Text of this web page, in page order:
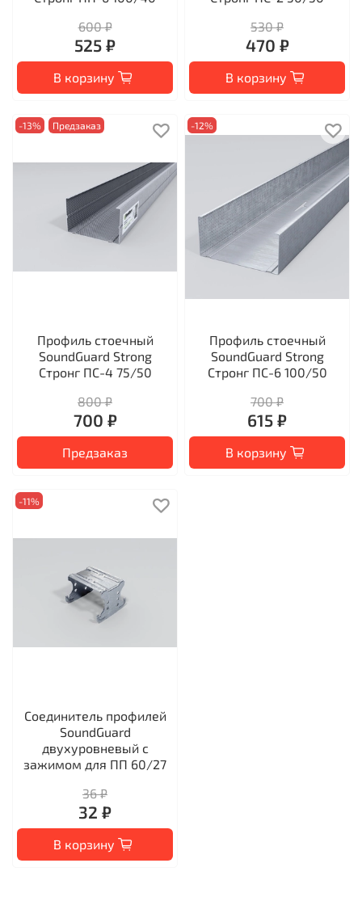
600 ₽
525 ₽
В корзину
530 ₽
470 ₽
В корзину
-13% Предзаказ
Профиль стоечный
SoundGuard Strong
Стронг ПС-4 75/50
800 ₽
700 ₽
Предзаказ
-12%
Профиль стоечный
SoundGuard Strong
Стронг ПС-6 100/50
700 ₽
615 ₽
В корзину
-11%
Соединитель профилей
SoundGuard
двухуровневый с
зажимом для ПП 60/27
36 ₽
32 ₽
В корзину